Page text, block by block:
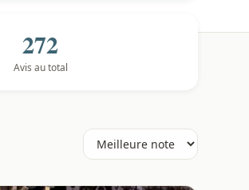
272
Avis au total